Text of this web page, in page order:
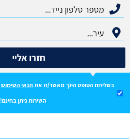
חזרו אליי
בשליחת הטופס הינך מאשר/ת אתתנאי השימוש
השירות ניתן בחינם!